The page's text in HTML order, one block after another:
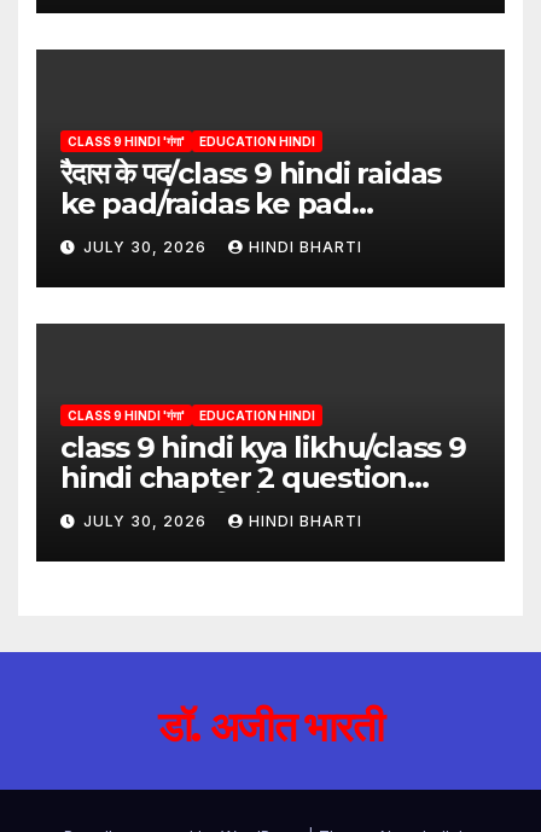
CLASS 9 HINDI 'गंगा' EDUCATION HINDI
रैदास के पद/class 9 hindi raidas
ke pad/raidas ke pad
question answer/raidas ke
pad class 9
JULY 30, 2026 HINDI BHARTI
CLASS 9 HINDI 'गंगा' EDUCATION HINDI
class 9 hindi kya likhu/class 9
hindi chapter 2 question
answer/क्या लिखूँ-पदुमलाल/class 9
hindi
JULY 30, 2026 HINDI BHARTI
डॉ. अजीत भारती